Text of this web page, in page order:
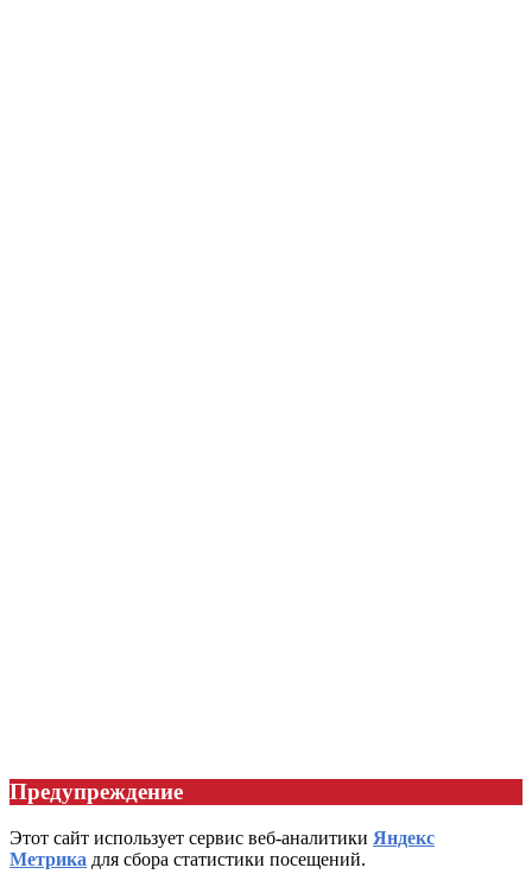
Предупреждение
Этот сайт использует сервис веб-аналитики Яндекс
Метрика для сбора статистики посещений.